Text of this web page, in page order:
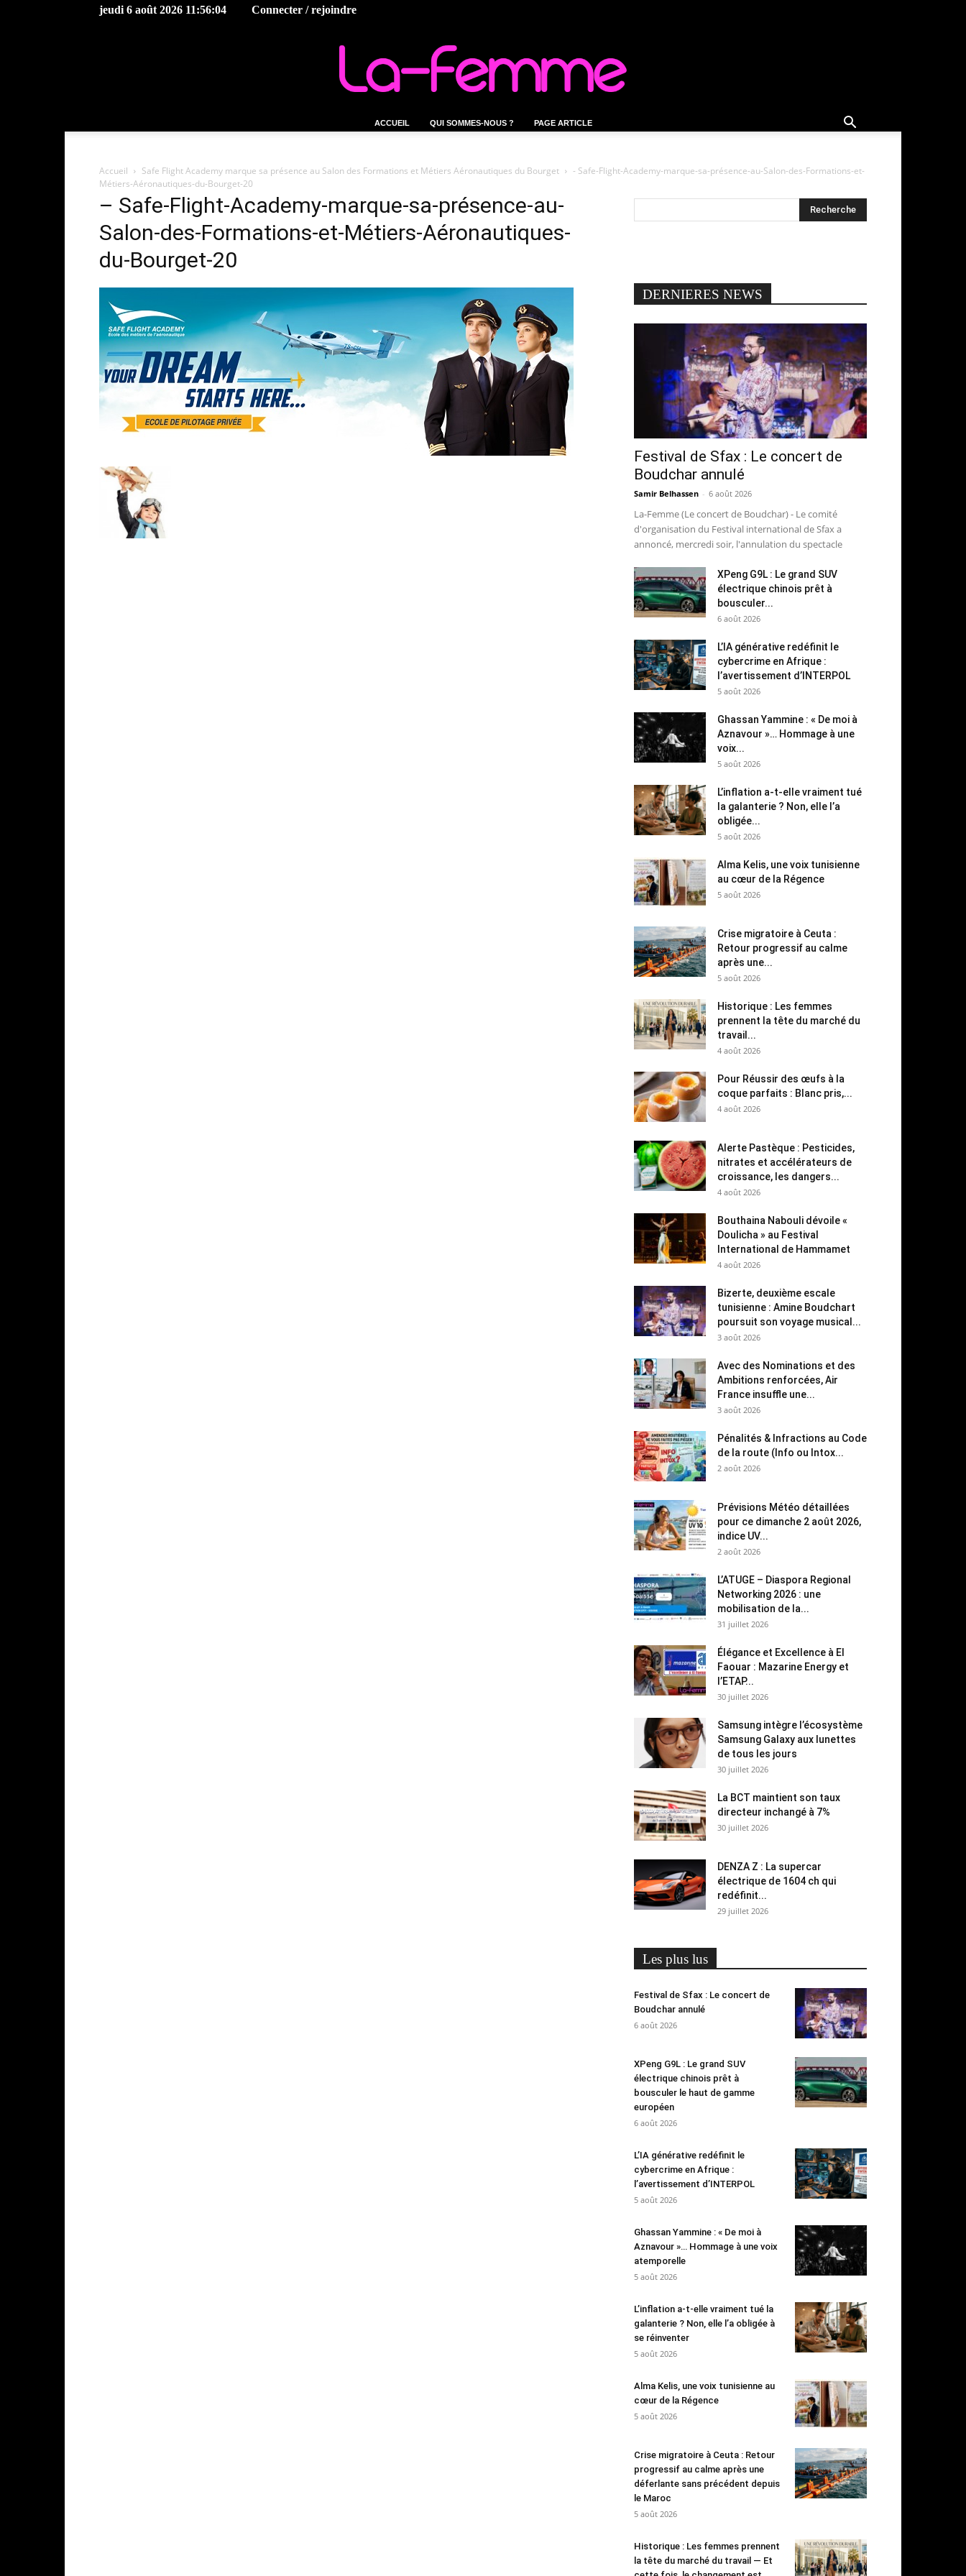
jeudi 6 août 2026 11:56:04 Connecter / rejoindre
femme.tn
ACCUEIL QUI SOMMES-NOUS ? PAGE ARTICLE
Accueil Safe Flight Academy marque sa présence au Salon des Formations et Métiers Aéronautiques du Bourget
- Safe-Flight-Academy-marque-sa-présence-au-Salon-des-Formations-et-
Métiers-Aéronautiques-du-Bourget-20
– Safe-Flight-Academy-marque-sa-présence-au-
Salon-des-Formations-et-Métiers-Aéronautiques-
du-Bourget-20
DERNIERES NEWS
Festival de Sfax : Le concert de
Boudchar annulé
Samir Belhassen - 6 août 2026
La-Femme (Le concert de Boudchar) - Le comité
d'organisation du Festival international de Sfax a
annoncé, mercredi soir, l'annulation du spectacle
XPeng G9L : Le grand SUV
électrique chinois prêt à
bousculer...
6 août 2026
L’IA générative redéfinit le
cybercrime en Afrique :
l’avertissement d’INTERPOL
5 août 2026
Ghassan Yammine : « De moi à
Aznavour »… Hommage à une
voix...
5 août 2026
L’inflation a-t-elle vraiment tué
la galanterie ? Non, elle l’a
obligée...
5 août 2026
Alma Kelis, une voix tunisienne
au cœur de la Régence
5 août 2026
Crise migratoire à Ceuta :
Retour progressif au calme
après une...
5 août 2026
Historique : Les femmes
prennent la tête du marché du
travail...
4 août 2026
Pour Réussir des œufs à la
coque parfaits : Blanc pris,...
4 août 2026
Alerte Pastèque : Pesticides,
nitrates et accélérateurs de
croissance, les dangers...
4 août 2026
Bouthaina Nabouli dévoile «
Doulicha » au Festival
International de Hammamet
4 août 2026
Bizerte, deuxième escale
tunisienne : Amine Boudchart
poursuit son voyage musical...
3 août 2026
Avec des Nominations et des
Ambitions renforcées, Air
France insuffle une...
3 août 2026
Pénalités & Infractions au Code
de la route (Info ou Intox...
2 août 2026
Prévisions Météo détaillées
pour ce dimanche 2 août 2026,
indice UV...
2 août 2026
L’ATUGE – Diaspora Regional
Networking 2026 : une
mobilisation de la...
31 juillet 2026
Élégance et Excellence à El
Faouar : Mazarine Energy et
l’ETAP...
30 juillet 2026
Samsung intègre l’écosystème
Samsung Galaxy aux lunettes
de tous les jours
30 juillet 2026
La BCT maintient son taux
directeur inchangé à 7%
30 juillet 2026
DENZA Z : La supercar
électrique de 1604 ch qui
redéfinit...
29 juillet 2026
Les plus lus
Festival de Sfax : Le concert de
Boudchar annulé
6 août 2026
XPeng G9L : Le grand SUV
électrique chinois prêt à
bousculer le haut de gamme
européen
6 août 2026
L’IA générative redéfinit le
cybercrime en Afrique :
l’avertissement d’INTERPOL
5 août 2026
Ghassan Yammine : « De moi à
Aznavour »… Hommage à une voix
atemporelle
5 août 2026
L’inflation a-t-elle vraiment tué la
galanterie ? Non, elle l’a obligée à
se réinventer
5 août 2026
Alma Kelis, une voix tunisienne au
cœur de la Régence
5 août 2026
Crise migratoire à Ceuta : Retour
progressif au calme après une
déferlante sans précédent depuis
le Maroc
5 août 2026
Historique : Les femmes prennent
la tête du marché du travail — Et